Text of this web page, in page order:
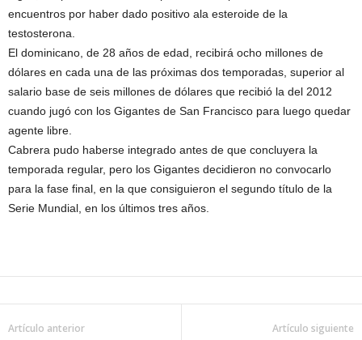
encuentros por haber dado positivo ala esteroide de la
testosterona.
El dominicano, de 28 años de edad, recibirá ocho millones de
dólares en cada una de las próximas dos temporadas, superior al
salario base de seis millones de dólares que recibió la del 2012
cuando jugó con los Gigantes de San Francisco para luego quedar
agente libre.
Cabrera pudo haberse integrado antes de que concluyera la
temporada regular, pero los Gigantes decidieron no convocarlo
para la fase final, en la que consiguieron el segundo título de la
Serie Mundial, en los últimos tres años.
Artículo anterior Artículo siguiente